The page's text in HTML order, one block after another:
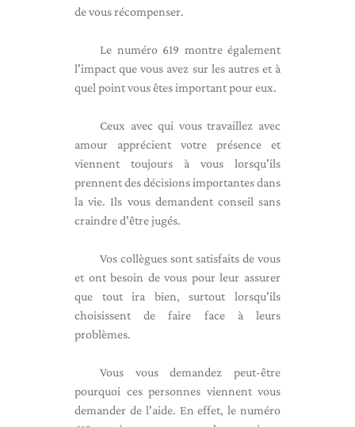
de vous récompenser.
Le numéro 619 montre également
l'impact que vous avez sur les autres et à
quel point vous êtes important pour eux.
Ceux avec qui vous travaillez avec
amour apprécient votre présence et
viennent toujours à vous lorsqu'ils
prennent des décisions importantes dans
la vie. Ils vous demandent conseil sans
craindre d'être jugés.
Vos collègues sont satisfaits de vous
et ont besoin de vous pour leur assurer
que tout ira bien, surtout lorsqu'ils
choisissent de faire face à leurs
problèmes.
Vous vous demandez peut-être
pourquoi ces personnes viennent vous
demander de l'aide. En effet, le numéro